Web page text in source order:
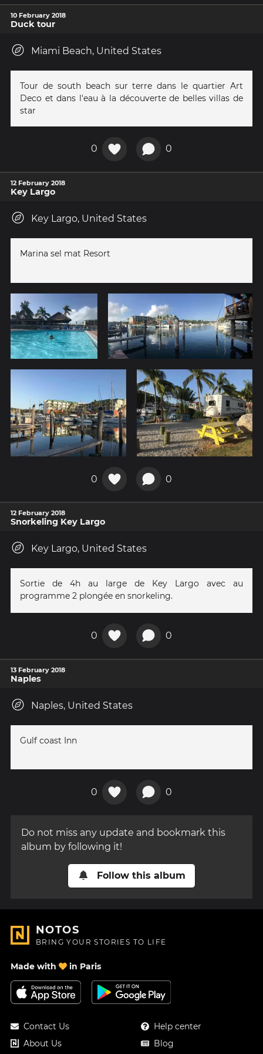
10 February 2018
Duck tour
Miami Beach, United States
Tour de south beach sur terre dans le quartier Art
Deco et dans l'eau à la découverte de belles villas de
star
0 0
12 February 2018
Key Largo
Key Largo, United States
Marina sel mat Resort
0 0
12 February 2018
Snorkeling Key Largo
Key Largo, United States
Sortie de 4h au large de Key Largo avec au
programme 2 plongée en snorkeling.
0 0
13 February 2018
Naples
Naples, United States
Gulf coast Inn
0 0
Do not miss any update and bookmark this
album by following it!
Follow this album
NOTOS
BRING YOUR STORIES TO LIFE
Made with in Paris
Contact Us
About Us
Help center
Blog